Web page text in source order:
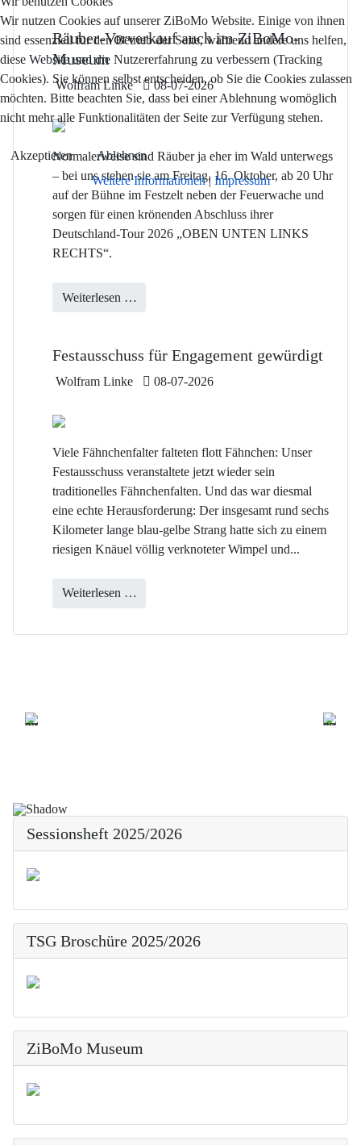
Räuber-Vorverkauf auch im ZiBoMo-
Museum
Details
Wolfram Linke 08-07-2026
Normalerweise sind Räuber ja eher im Wald unterwegs
– bei uns stehen sie am Freitag, 16. Oktober, ab 20 Uhr
auf der Bühne im Festzelt neben der Feuerwache und
sorgen für einen krönenden Abschluss ihrer
Deutschland-Tour 2026 „OBEN UNTEN LINKS
RECHTS“.
Weiterlesen …
Festausschuss für Engagement gewürdigt
Details
Wolfram Linke 08-07-2026
Viele Fähnchenfalter falteten flott Fähnchen: Unser
Festausschuss veranstaltete jetzt wieder sein
traditionelles Fähnchenfalten. Und das war diesmal
eine echte Herausforderung: Der insgesamt rund sechs
Kilometer lange blau-gelbe Strang hatte sich zu einem
riesigen Knäuel völlig verknoteter Wimpel und...
Weiterlesen …
Sessionsheft 2025/2026
TSG Broschüre 2025/2026
ZiBoMo Museum
Wir nutzen Cookies auf unserer ZiBoMo Website. Einige von ihnen
sind essenziell für den Betrieb der Seite, während andere uns helfen,
diese Website und die Nutzererfahrung zu verbessern (Tracking
Cookies). Sie können selbst entscheiden, ob Sie die Cookies zulassen
möchten. Bitte beachten Sie, dass bei einer Ablehnung womöglich
nicht mehr alle Funktionalitäten der Seite zur Verfügung stehen.
Akzeptieren
Ablehnen
Weitere Informationen| Impressum